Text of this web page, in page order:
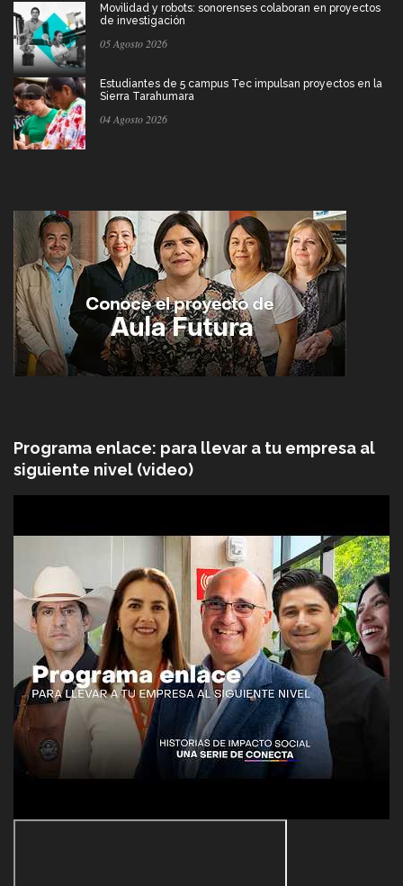
Movilidad y robots: sonorenses colaboran en proyectos
de investigación
05 Agosto 2026
Estudiantes de 5 campus Tec impulsan proyectos en la
Sierra Tarahumara
04 Agosto 2026
Programa enlace: para llevar a tu empresa al
siguiente nivel (video)